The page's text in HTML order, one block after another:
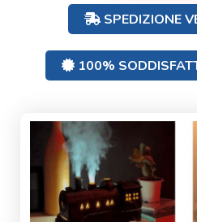
SPEDIZIONE
100%